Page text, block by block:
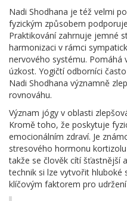
Nadi Shodhana je též velmi
fyzickým způsobem
Praktikování zahrnuje jemné
harmonizaci v rámci
nervového systému. Pomáhá
úzkost. Yogičtí odborníci
Nadi Shodhana významně
rovnováhu.
Význam jógy v oblasti
Kromě toho, že poskytuje
emocionálním zdraví. Je
stresového hormonu
takže se člověk cítí šťastnější
technik si lze vytvořit hluboké
klíčovým faktorem pro